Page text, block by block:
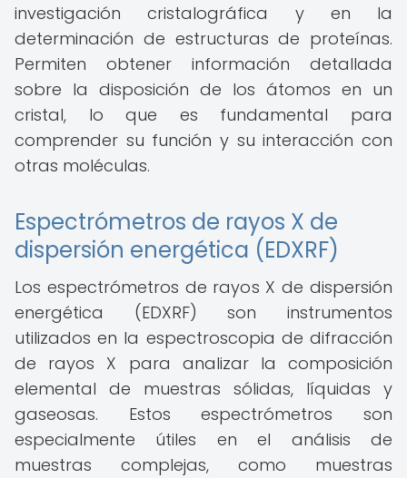
investigación cristalográfica y en la
determinación de estructuras de proteínas.
Permiten obtener información detallada
sobre la disposición de los átomos en un
cristal, lo que es fundamental para
comprender su función y su interacción con
otras moléculas.
Espectrómetros de rayos X de
dispersión energética (EDXRF)
Los espectrómetros de rayos X de dispersión
energética (EDXRF) son instrumentos
utilizados en la espectroscopia de difracción
de rayos X para analizar la composición
elemental de muestras sólidas, líquidas y
gaseosas. Estos espectrómetros son
especialmente útiles en el análisis de
muestras complejas, como muestras